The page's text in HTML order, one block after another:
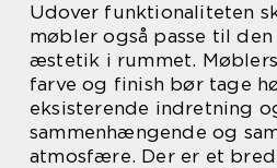
Udover funktionaliteten
møbler også passe til
æstetik i rummet.
farve og finish bør tage
eksisterende indretning
sammenhængende og
atmosfære. Der er et